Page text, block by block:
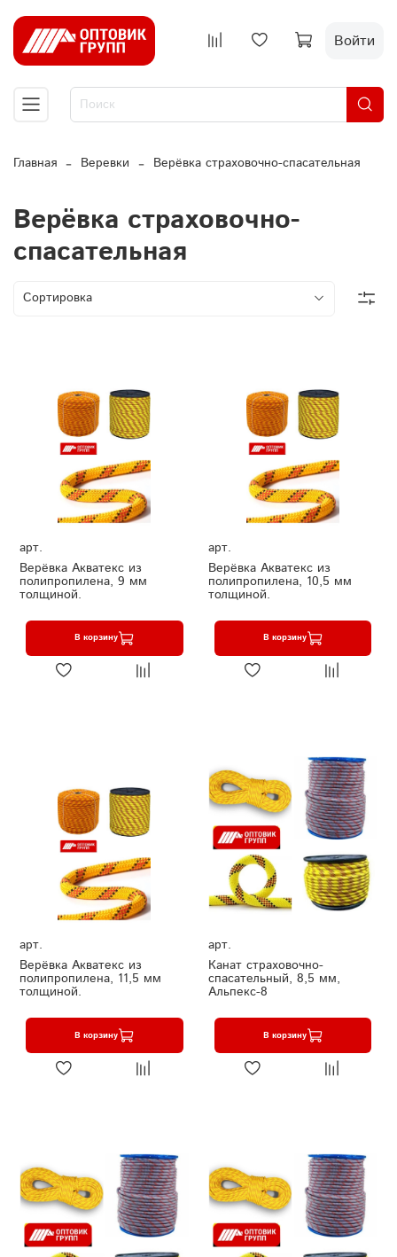
Войти
Главная Веревки Верёвка страховочно-спасательная
Верёвка страховочно-
спасательная
арт.
Верёвка Акватекс из
полипропилена, 9 мм
толщиной.
В корзину
арт.
Верёвка Акватекс из
полипропилена, 10,5 мм
толщиной.
В корзину
арт.
Верёвка Акватекс из
полипропилена, 11,5 мм
толщиной.
В корзину
арт.
Канат страховочно-
спасательный, 8,5 мм,
Альпекс-8
В корзину